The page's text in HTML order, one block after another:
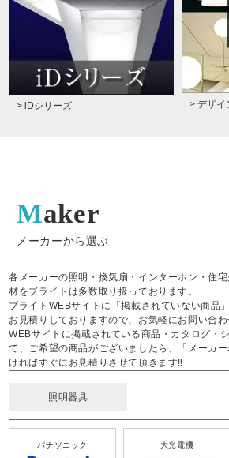
> iDシリーズ > デザイ
Maker
メーカーから選ぶ
各メーカーの照明・換気扇・インターホン・住
材をブライトは多数取り扱っております。
ブライトWEBサイトに「掲載されていない商品
お見積りしておりますので、お気軽にお問い合
WEBサイトに掲載されている商品・カタログ・
で、ご希望の商品がございましたら、「メーカ
ければすぐにお見積りさせて頂きます‼
照明器具
パナソニック 大光電機